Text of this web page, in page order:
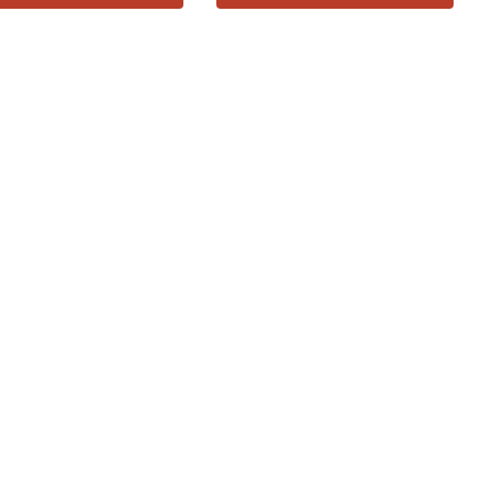
радиально-упорный на вал